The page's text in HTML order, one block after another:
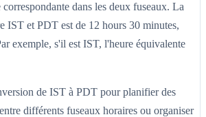
dans les deux fuseaux. La
IST et PDT est de 12 hours 30 minutes,
exemple, s'il est IST, l'heure équivalente
de IST à PDT pour planifier des
différents fuseaux horaires ou organiser